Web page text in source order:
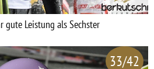
gute Leistung als Sechster
33/42